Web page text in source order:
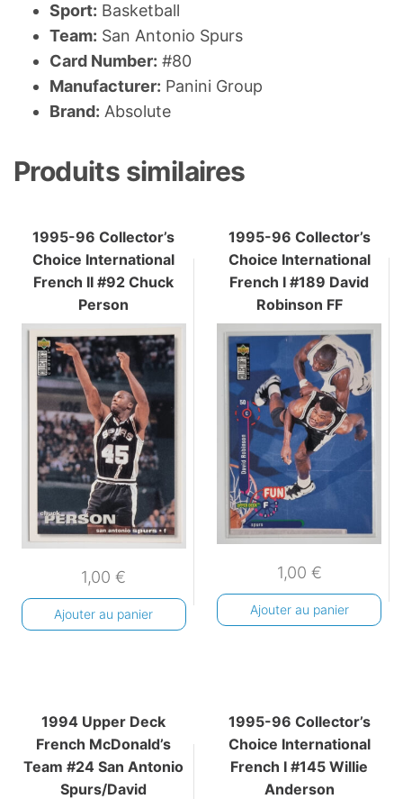
Sport: Basketball
Team: San Antonio Spurs
Card Number: #80
Manufacturer: Panini Group
Brand: Absolute
Produits similaires
1995-96 Collector’s
Choice International
French II #92 Chuck
Person
1,00€
Ajouter au panier
1995-96 Collector’s
Choice International
French I #189 David
Robinson FF
1,00 €
Ajouter au panier
1994 Upper Deck
French McDonald’s
Team #24 San Antonio
Spurs/David
1995-96 Collector’s
Choice International
French I #145 Willie
Anderson